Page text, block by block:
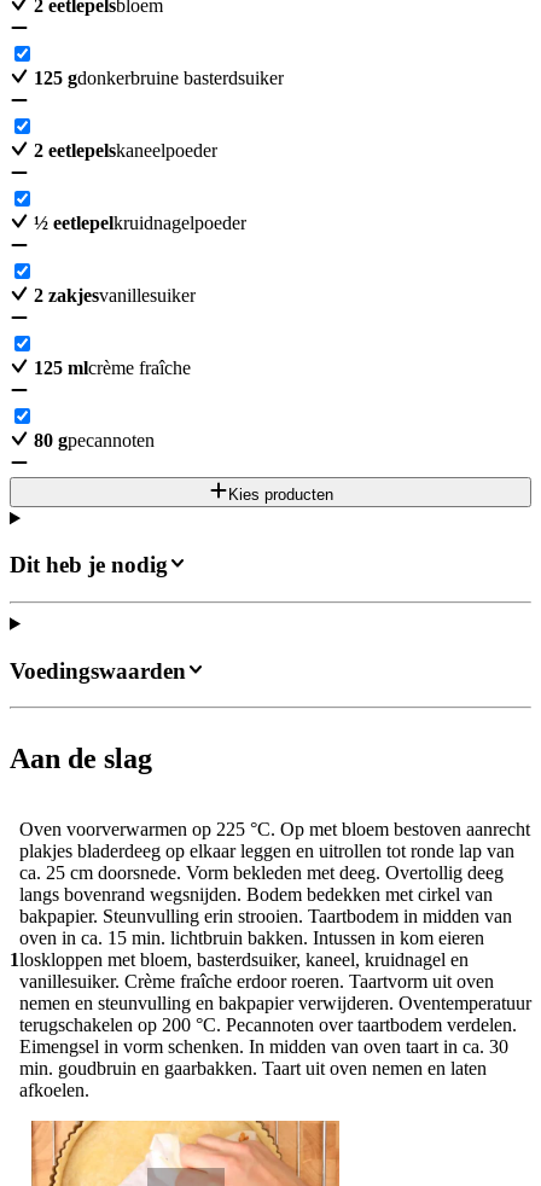
2 eetlepelsbloem
125 gdonkerbruine basterdsuiker
2 eetlepelskaneelpoeder
½ eetlepelkruidnagelpoeder
2 zakjesvanillesuiker
125 mlcrème fraîche
80 gpecannoten
Kies producten
Dit heb je nodig
Aan de slag
1
Oven voorverwarmen op 225 °C. Op met bloem bestoven aanrecht
plakjes bladerdeeg op elkaar leggen en uitrollen tot ronde lap van
ca. 25 cm doorsnede. Vorm bekleden met deeg. Overtollig deeg
langs bovenrand wegsnijden. Bodem bedekken met cirkel van
bakpapier. Steunvulling erin strooien. Taartbodem in midden van
oven in ca. 15 min. lichtbruin bakken. Intussen in kom eieren
loskloppen met bloem, basterdsuiker, kaneel, kruidnagel en
vanillesuiker. Crème fraîche erdoor roeren. Taartvorm uit oven
nemen en steunvulling en bakpapier verwijderen. Oventemperatuur
terugschakelen op 200 °C. Pecannoten over taartbodem verdelen.
Eimengsel in vorm schenken. In midden van oven taart in ca. 30
min. goudbruin en gaarbakken. Taart uit oven nemen en laten
afkoelen.
Voedingswaarden